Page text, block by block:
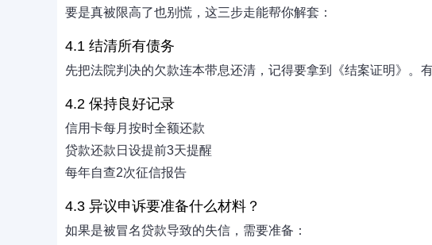
要是真被限高了也别慌，这三步走能帮你解套：
4.1 结清所有债务
先把法院判决的欠款连本带息还清，记得要拿到《结案证明》。
4.2 保持良好记录
信用卡每月按时全额还款
贷款还款日设提前3天提醒
每年自查2次征信报告
4.3 异议申诉要准备什么材料？
如果是被冒名贷款导致的失信，需要准备：